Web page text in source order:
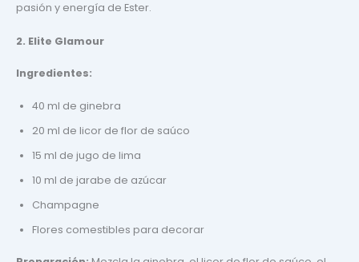
pasión y energía de Ester.
2. Elite Glamour
Ingredientes:
40 ml de ginebra
20 ml de licor de flor de saúco
15 ml de jugo de lima
10 ml de jarabe de azúcar
Champagne
Flores comestibles para decorar